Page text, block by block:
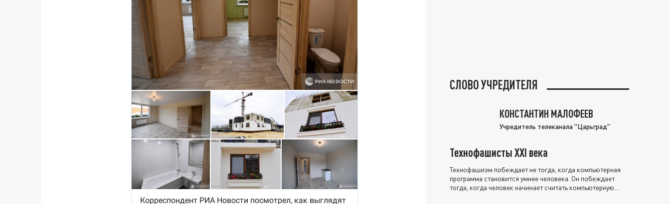
СЛОВО УЧРЕДИТЕЛЯ
КОНСТАНТИН МАЛОФЕЕВ
Учредитель телеканала "Царьград"
Технофашисты XXI века
Технофашизм побеждает не тогда, когда компьютерная
программа становится умнее человека. Он побеждает
тогда, когда человек начинает считать компьютерную